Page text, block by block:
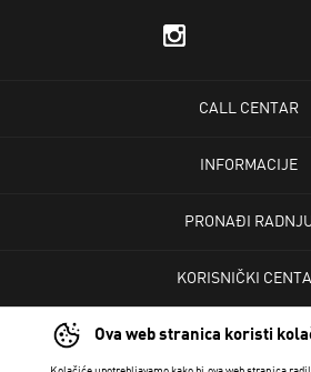
Ova web stranica koristi
CALL CENTAR
INFORMACIJE
PRONAĐI
KORISNIČKI
USLOVI PRODAJE